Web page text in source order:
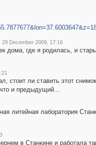
28 December 2009, 17:16
дома, где я родилась, и
стоит ли ставить этот
и предыдущий...
литейная лаборатория
в Станкине и работала